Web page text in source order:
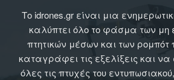
Το idrones.gr είναι μια
καλύπτει όλο το φάσμα των
πτητικών μέσων και των ρομπότ
καταγράφει τις εξελίξεις και
όλες τις πτυχές του